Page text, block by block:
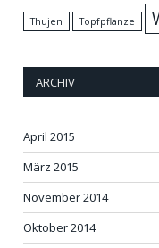
Thujen Topfpflanze
ARCHIV
April 2015
März 2015
November 2014
Oktober 2014